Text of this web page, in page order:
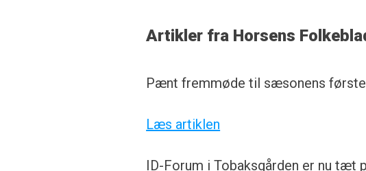
Artikler fra Horsens
Pænt fremmøde til sæsonens
Læs artiklen
ID-Forum i Tobaksgården er nu tæt